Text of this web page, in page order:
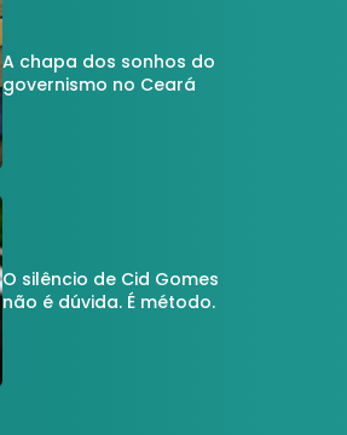
A chapa dos sonhos do
governismo no Ceará
O silêncio de Cid Gomes
não é dúvida. É método.